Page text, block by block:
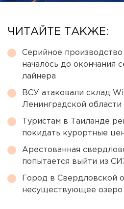
ЧИТАЙТЕ ТАКЖЕ:
Серийное
началось до окончания
лайнера
ВСУ атаковали склад
Ленинградской области
Туристам в Таиланде
покидать курортные
Арестованная
попытается выйти из
Город в Свердловской
несуществующее озеро